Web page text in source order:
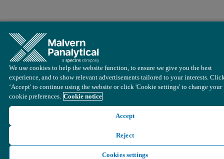
We use cookies to help the website function, to ensure we give you the best
experience, and to show relevant advertisements tailored to your interests.
‘Accept' to continue using the website or click 'Cookie settings' to change your
cookie preferences. Cookie notice
Accept
Reject
Cookies settings